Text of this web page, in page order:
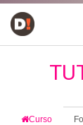
Curso